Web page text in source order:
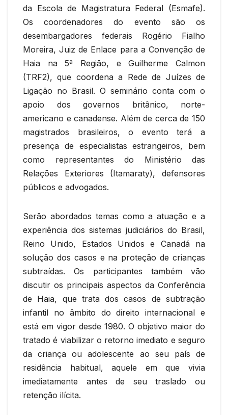
da Escola de Magistratura Federal (Esmafe).
Os coordenadores do evento são os
desembargadores federais Rogério Fialho
Moreira, Juiz de Enlace para a Convenção de
Haia na 5ª Região, e Guilherme Calmon
(TRF2), que coordena a Rede de Juízes de
Ligação no Brasil. O seminário conta com o
apoio dos governos britânico, norte-
americano e canadense. Além de cerca de 150
magistrados brasileiros, o evento terá a
presença de especialistas estrangeiros, bem
como representantes do Ministério das
Relações Exteriores (Itamaraty), defensores
públicos e advogados.
Serão abordados temas como a atuação e a
experiência dos sistemas judiciários do Brasil,
Reino Unido, Estados Unidos e Canadá na
solução dos casos e na proteção de crianças
subtraídas. Os participantes também vão
discutir os principais aspectos da Conferência
de Haia, que trata dos casos de subtração
infantil no âmbito do direito internacional e
está em vigor desde 1980. O objetivo maior do
tratado é viabilizar o retorno imediato e seguro
da criança ou adolescente ao seu país de
residência habitual, aquele em que vivia
imediatamente antes de seu traslado ou
retenção ilícita.